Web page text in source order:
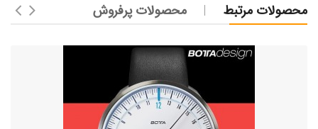
محصولات مرتبط محصولات پرفروش